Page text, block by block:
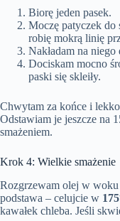
Biorę jeden pasek.
Moczę patyczek do
robię mokrą linię
Nakładam na niego
Dociskam mocno
paski się skleiły.
Chwytam za końce i
Odstawiam je jeszcze na
smażeniem.
Krok 4: Wielkie smażenie
Rozgrzewam olej w woku
podstawa – celujcie w
kawałek chleba. Jeśli